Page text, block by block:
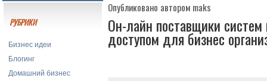
РУБРИКИ
Бизнес идеи
Блогинг
Домашний бизнес
Опубликовано автором maks
Он-лайн поставщики систем
доступом для бизнес